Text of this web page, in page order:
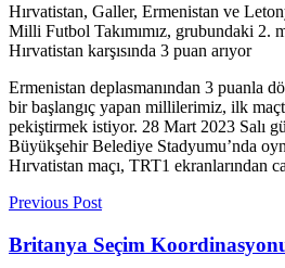
Hırvatistan, Galler, Ermenistan ve
Milli Futbol Takımımız, grubundaki 2.
Hırvatistan karşısında 3 puan arıyor
Ermenistan deplasmanından 3 puanla
bir başlangıç yapan millilerimiz, ilk
pekiştirmek istiyor. 28 Mart 2023 Salı
Büyükşehir Belediye Stadyumu’nda
Hırvatistan maçı, TRT1 ekranlarından
Previous Post
Britanya Seçim